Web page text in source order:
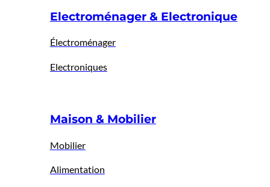
Electroménager & Electronique
Électroménager
Electroniques
Maison & Mobilier
Mobilier
Alimentation